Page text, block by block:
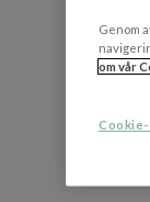
Genom
om vår